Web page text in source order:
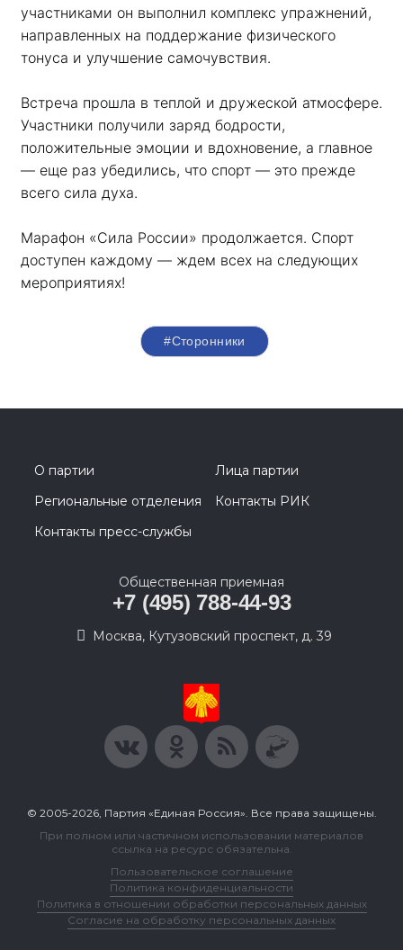
участниками он выполнил комплекс упражнений,
направленных на поддержание физического
тонуса и улучшение самочувствия.
Встреча прошла в теплой и дружеской атмосфере.
Участники получили заряд бодрости,
положительные эмоции и вдохновение, а главное
— еще раз убедились, что спорт — это прежде
всего сила духа.
Марафон «Сила России» продолжается. Спорт
доступен каждому — ждем всех на следующих
мероприятиях!
#Сторонники
О партии
Лица партии
Региональные отделения
Контакты РИК
Контакты пресс-службы
Общественная приемная
+7 (495) 788-44-93
Москва, Кутузовский проспект, д. 39
© 2005-2026, Партия «Единая Россия». Все права защищены.
При полном или частичном использовании материалов
ссылка на ресурс обязательна.
Пользовательское соглашение
Политика конфиденциальности
Политика в отношении обработки персональных данных
Согласие на обработку персональных данных